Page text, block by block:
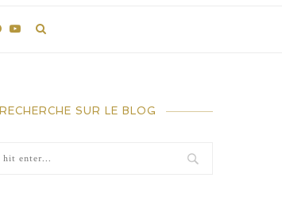
RECHERCHE SUR LE BLOG